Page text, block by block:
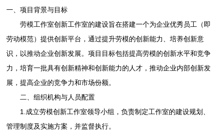
一、项目背景与目标
劳模工作室创新工作室的建设旨在搭建一个为企业优秀员工（即
劳动模范）提供创新平台，通过提升劳模的创新能力、培养创新意
识，以推动企业创新发展。项目目标包括提高劳模的创新水平和竞争
力，培育一批具有创新精神和创新能力的人才，推动企业内部创新发
展，提高企业的竞争力和市场份额。
二、组织机构与人员配置
1.成立劳模创新工作室领导小组，负责制定工作室的建设规划、
管理制度及实施方案，并监督执行。